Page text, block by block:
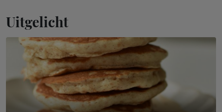
Uitgelicht